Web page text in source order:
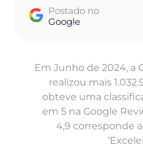
Postado no
Google
Em Junho de 2024, a
realizou mais
obteve uma
em 5 na Google
4,9 corresponde